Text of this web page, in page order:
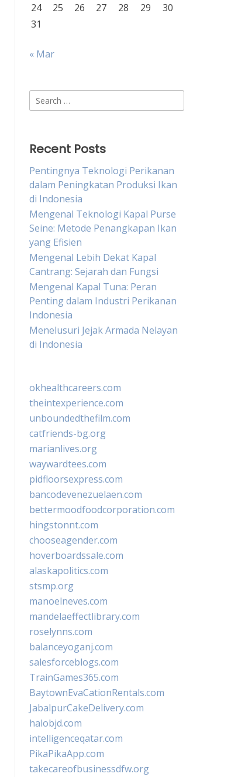
24
25 26 27 28 29
30
31
« Mar
Search
for:
Recent Posts
Pentingnya Teknologi Perikanan
dalam Peningkatan Produksi Ikan
di Indonesia
Mengenal Teknologi Kapal Purse
Seine: Metode Penangkapan Ikan
yang Efisien
Mengenal Lebih Dekat Kapal
Cantrang: Sejarah dan Fungsi
Mengenal Kapal Tuna: Peran
Penting dalam Industri Perikanan
Indonesia
Menelusuri Jejak Armada Nelayan
di Indonesia
okhealthcareers.com
theintexperience.com
unboundedthefilm.com
catfriends-bg.org
marianlives.org
waywardtees.com
pidfloorsexpress.com
bancodevenezuelaen.com
bettermoodfoodcorporation.com
hingstonnt.com
chooseagender.com
hoverboardssale.com
alaskapolitics.com
stsmp.org
manoelneves.com
mandelaeffectlibrary.com
roselynns.com
balanceyoganj.com
salesforceblogs.com
TrainGames365.com
BaytownEvaCationRentals.com
JabalpurCakeDelivery.com
halobjd.com
intelligenceqatar.com
PikaPikaApp.com
takecareofbusinessdfw.org